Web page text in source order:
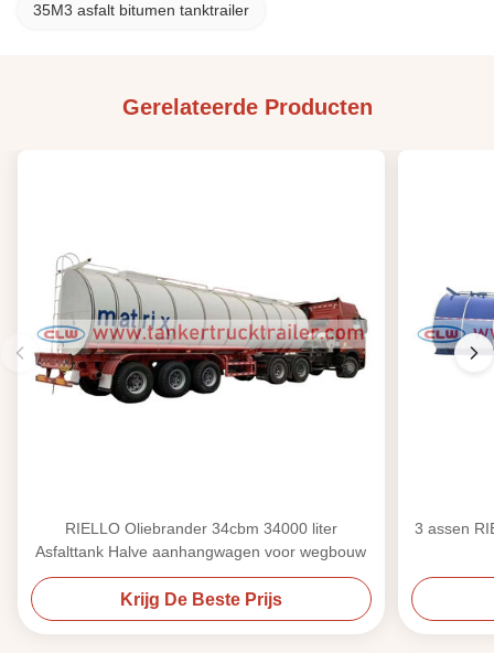
35M3 asfalt bitumen tanktrailer
Gerelateerde Producten
RIELLO Oliebrander 34cbm 34000 liter
Asfalttank Halve aanhangwagen voor wegbouw
Krijg De Beste Prijs
3 assen